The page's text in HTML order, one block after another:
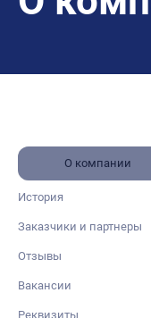
О компании
История
Заказчики и партнеры
Отзывы
Вакансии
Реквизиты